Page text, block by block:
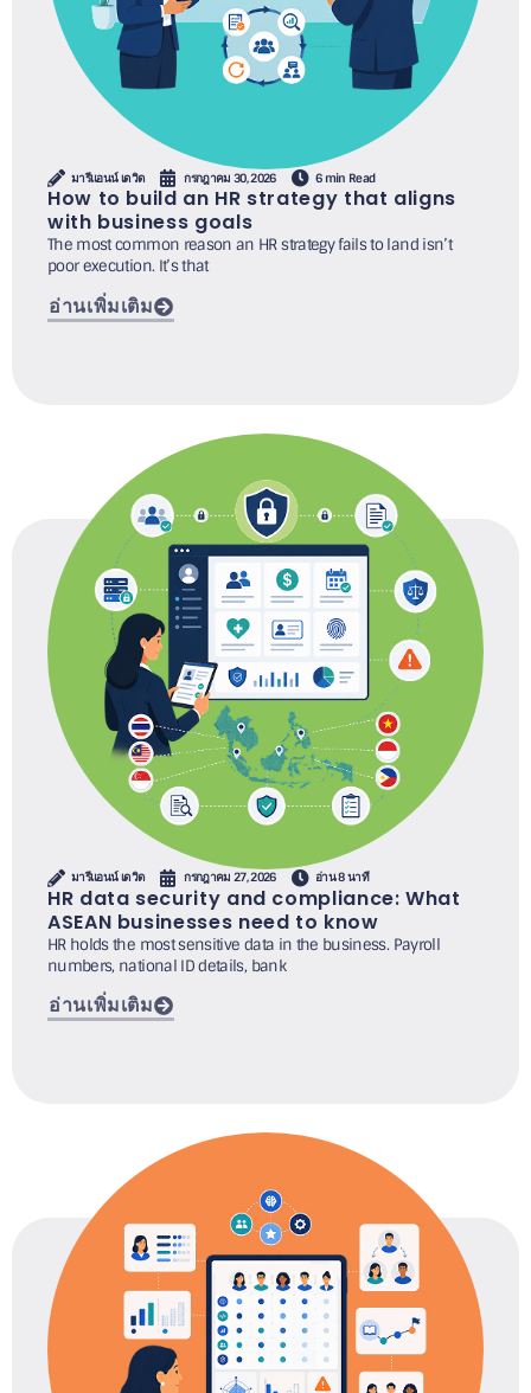
มารีแอนน์ เดวิด กรกฎาคม 30, 2026 6 min Read
How to build an HR strategy that aligns
with business goals
The most common reason an HR strategy fails to land isn’t
poor execution. It’s that
อ่านเพิ่มเติม
มารีแอนน์ เดวิด กรกฎาคม 27, 2026 อ่าน 8 นาที
HR data security and compliance: What
ASEAN businesses need to know
HR holds the most sensitive data in the business. Payroll
numbers, national ID details, bank
อ่านเพิ่มเติม